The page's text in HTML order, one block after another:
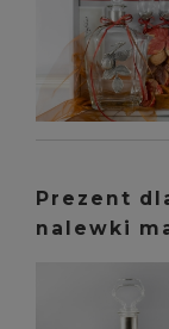
Prezent
nalewki